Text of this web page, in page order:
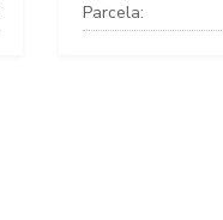
Parcela: